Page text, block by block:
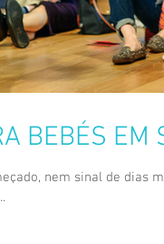
BEBÉS EM
nem sinal de dias